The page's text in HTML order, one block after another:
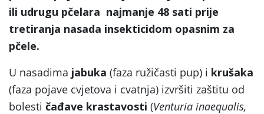
ili udrugu pčelara najmanje 48 sati prije
tretiranja nasada insekticidom opasnim za
pčele.
U nasadima jabuka (faza ružičasti pup) i krušaka
(faza pojave cvjetova i cvatnja) izvršiti zaštitu od
bolesti čađave krastavosti (Venturia inaequalis,